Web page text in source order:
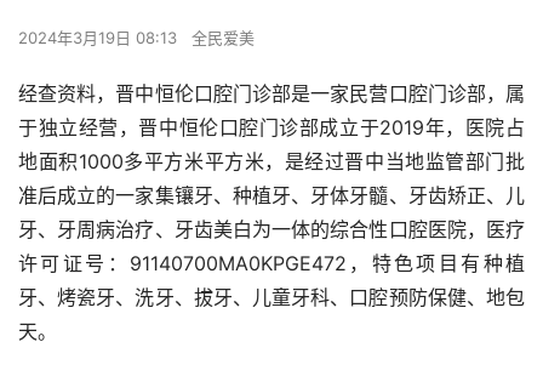
2024年3月19日 08:13 全民爱美
经查资料，晋中恒伦口腔门诊部是一家民营口腔门诊部，属
于独立经营，晋中恒伦口腔门诊部成立于2019年，医院占
地面积1000多平方米平方米，是经过晋中当地监管部门批
准后成立的一家集镶牙、种植牙、牙体牙髓、牙齿矫正、儿
牙、牙周病治疗、牙齿美白为一体的综合性口腔医院，医疗
许可证号：91140700MA0KPGE472，特色项目有种植
牙、烤瓷牙、洗牙、拔牙、儿童牙科、口腔预防保健、地包
天。